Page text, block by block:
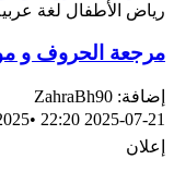
رياض الأطفال لغة
مرجعة الحروف و
إضافة: ZahraBh90
2025-07-21 22:20
•
إعلان